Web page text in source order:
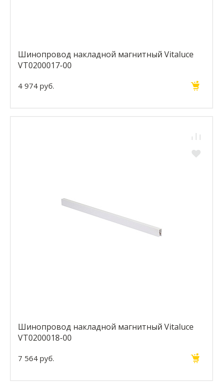
Шинопровод накладной магнитный Vitaluce
VT0200017-00
4 974 руб.
Шинопровод накладной магнитный Vitaluce
VT0200018-00
7 564 руб.